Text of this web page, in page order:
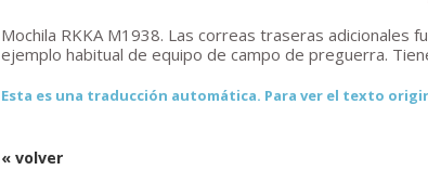
Mochila RKKA M1938. Las correas traseras adicionales
ejemplo habitual de equipo de campo de preguerra.
Esta es una traducción automática. Para ver el texto
« volver